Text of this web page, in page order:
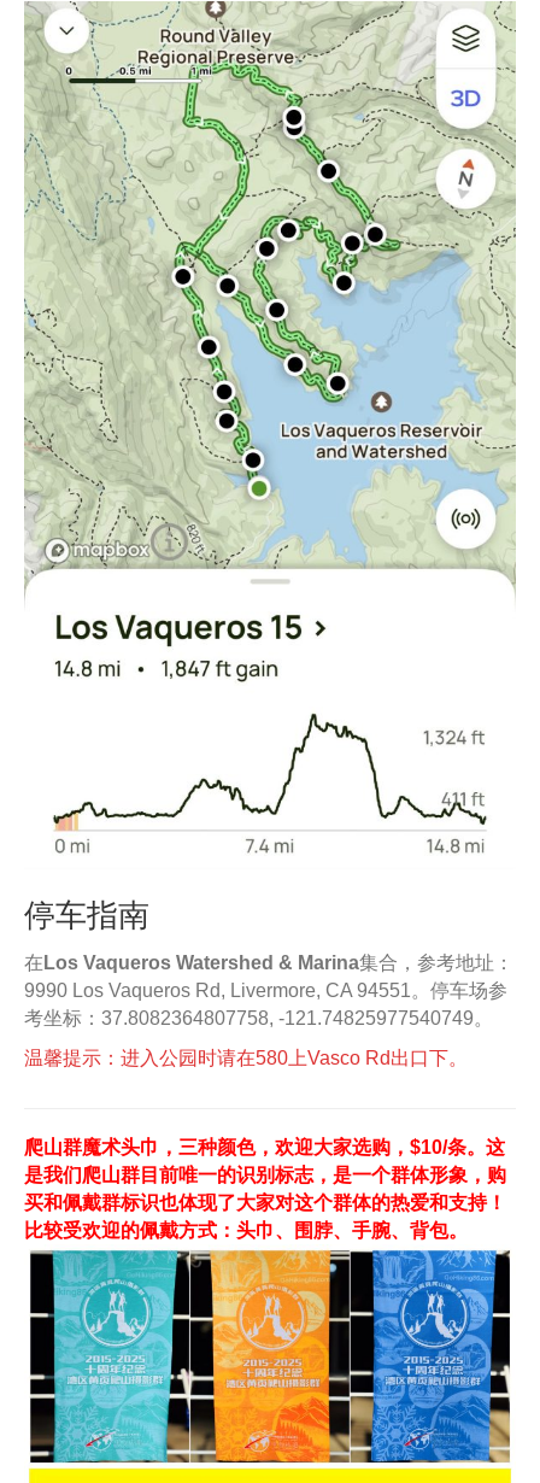
停车指南
在 Los Vaqueros Watershed & Marina集合，参考地址：
9990 Los Vaqueros Rd, Livermore, CA 94551。停车场参
考坐标：37.8082364807758, -121.74825977540749。
温馨提示：进入公园时请在580上Vasco Rd出口下。
爬山群魔术头巾，三种颜色，欢迎大家选购，$10/条。这
是我们爬山群目前唯一的识别标志，是一个群体形象，购
买和佩戴群标识也体现了大家对这个群体的热爱和支持！
比较受欢迎的佩戴方式：头巾、围脖、手腕、背包。